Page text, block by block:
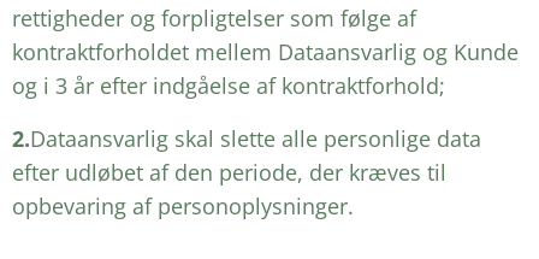
rettigheder og forpligtelser som følge af
kontraktforholdet mellem Dataansvarlig og Kunde
og i 3 år efter indgåelse af kontraktforhold;
2.Dataansvarlig skal slette alle personlige data
efter udløbet af den periode, der kræves til
opbevaring af personoplysninger.